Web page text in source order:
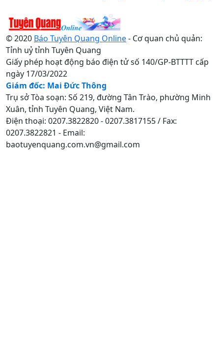
© 2020 Báo Tuyên Quang Online- Cơ quan chủ quản:
Tỉnh uỷ tỉnh Tuyên Quang
Giấy phép hoạt động báo điện tử số 140/GP-BTTTT cấp
ngày 17/03/2022
Giám đốc: Mai Đức Thông
Trụ sở Tòa soạn: Số 219, đường Tân Trào, phường Minh
Xuân, tỉnh Tuyên Quang, Việt Nam.
Điện thoại: 0207.3822820 - 0207.3817155 / Fax:
0207.3822821 - Email:
baotuyenquang.com.vn@gmail.com